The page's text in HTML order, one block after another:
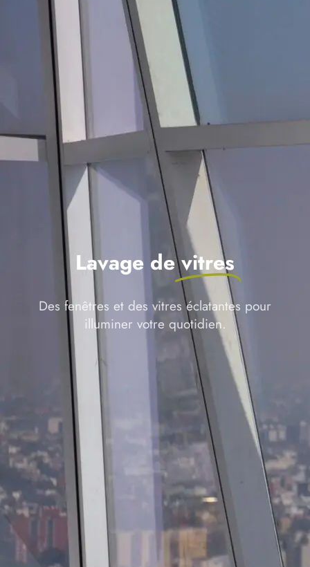
Lavage de vitres
Des fenêtres et des vitres éclatantes pour
illuminer votre quotidien.